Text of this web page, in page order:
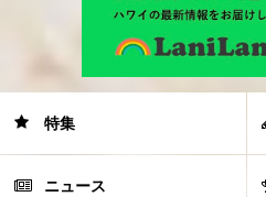
特集
ニュース